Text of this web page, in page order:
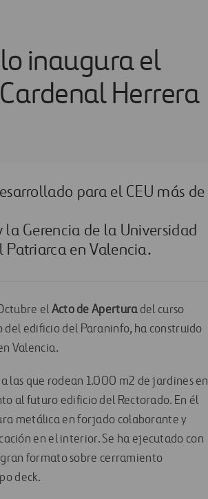
inaugura el
Herrera
para el CEU más de
Gerencia de la Universidad
Patriarca en Valencia.
elActo de Aperturadel curso
del edificio del Paraninfo, ha construido
Valencia.
las que rodean 1.000 m2 de jardines en
al futuro edificio del Rectorado. En él
metálica en forjado colaborante y
en el interior. Se ha ejecutado con
formato sobre cerramiento
deck.